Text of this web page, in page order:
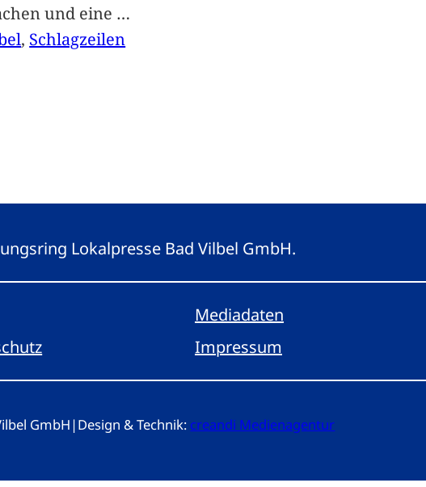
und eine …
, Schlagzeilen
Lokalpresse Bad Vilbel GmbH.
Mediadaten
Impressum
GmbH |Design & Technik: creandi Medienagentur